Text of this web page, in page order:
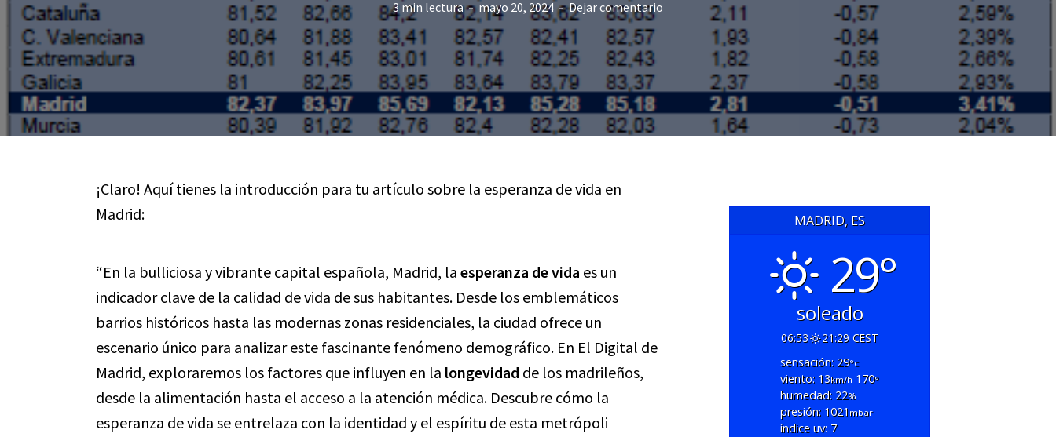
3 min lectura mayo 20, 2024 Dejar comentario
¡Claro! Aquí tienes la introducción para tu artículo sobre la esperanza de vida en
Madrid:
“En la bulliciosa y vibrante capital española, Madrid, la esperanza de vida es un
indicador clave de la calidad de vida de sus habitantes. Desde los emblemáticos
barrios históricos hasta las modernas zonas residenciales, la ciudad ofrece un
escenario único para analizar este fascinante fenómeno demográfico. En El Digital de
Madrid, exploraremos los factores que influyen en la longevidad de los madrileños,
desde la alimentación hasta el acceso a la atención médica. Descubre cómo la
esperanza de vida se entrelaza con la identidad y el espíritu de esta metrópoli
MADRID, ES
29°
soleado
06:53
21:29 CEST
sensación: 29°c
viento: 13km/h 170°
humedad: 22%
presión: 1021 mbar
índice uv: 7